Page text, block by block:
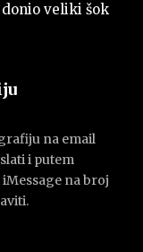
donio veliki šok
na email
i putem
na broj